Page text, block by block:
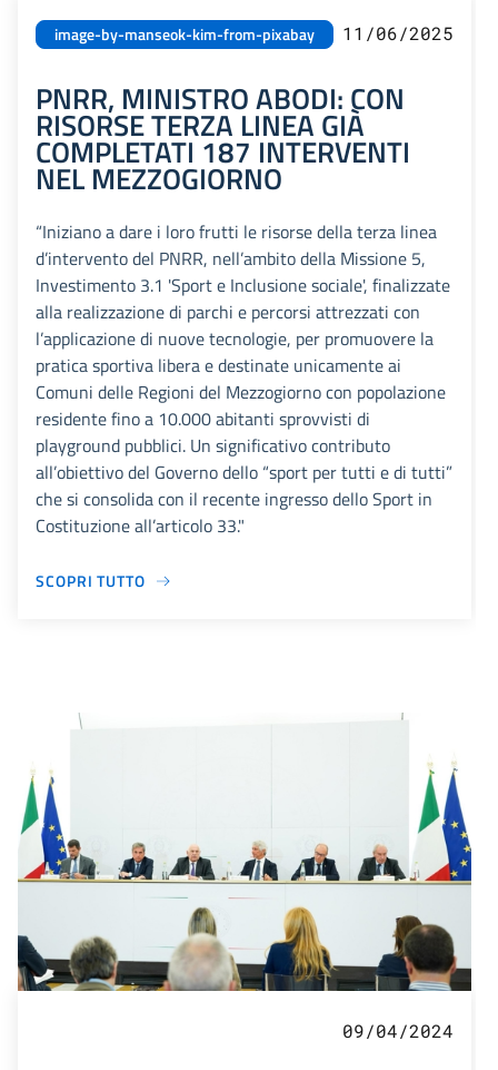
image-by-manseok-kim-from-pixabay 11/06/2025
PNRR, MINISTRO ABODI: CON
RISORSE TERZA LINEA GIÀ
COMPLETATI 187 INTERVENTI
NEL MEZZOGIORNO
“Iniziano a dare i loro frutti le risorse della terza linea
d’intervento del PNRR, nell’ambito della Missione 5,
Investimento 3.1 'Sport e Inclusione sociale', finalizzate
alla realizzazione di parchi e percorsi attrezzati con
l’applicazione di nuove tecnologie, per promuovere la
pratica sportiva libera e destinate unicamente ai
Comuni delle Regioni del Mezzogiorno con popolazione
residente fino a 10.000 abitanti sprovvisti di
playground pubblici. Un significativo contributo
all’obiettivo del Governo dello “sport per tutti e di tutti”
che si consolida con il recente ingresso dello Sport in
Costituzione all’articolo 33."
SCOPRI TUTTO
09/04/2024